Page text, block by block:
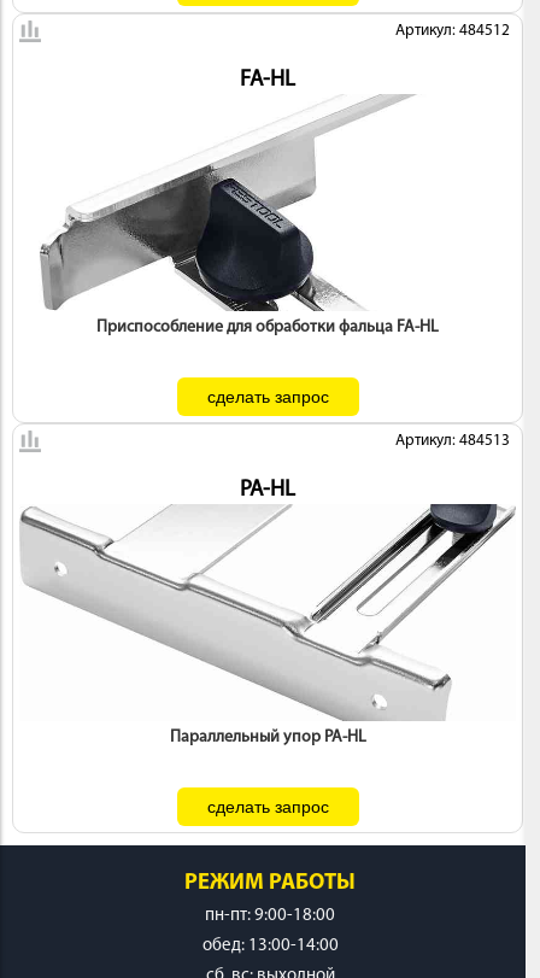
Артикул: 484512
FA-HL
Приспособление для обработки фальца FA-HL
Артикул: 484513
PA-HL
Параллельный упор PA-HL
РЕЖИМ РАБОТЫ
пн-пт: 9:00-18:00
обед: 13:00-14:00